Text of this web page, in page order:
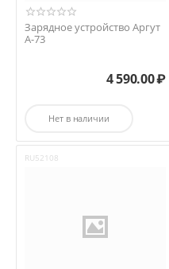
Зарядное устройство Аргут
А-73
4 590.00₽
Нет в наличии
RU52108